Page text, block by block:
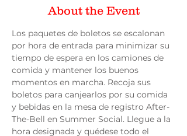
About the Event
Los paquetes de boletos se escalonan
por hora de entrada para minimizar su
tiempo de espera en los camiones de
comida y mantener los buenos
momentos en marcha. Recoja sus
boletos para canjearlos por su comida
y bebidas en la mesa de registro After-
The-Bell en Summer Social. Llegue a la
hora designada y quédese todo el